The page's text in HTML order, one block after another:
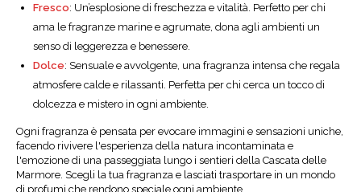
Fresco: Un’esplosione di freschezza e vitalità. Perfetto per chi
ama le fragranze marine e agrumate, dona agli ambienti un
senso di leggerezza e benessere.
Dolce: Sensuale e avvolgente, una fragranza intensa che regala
atmosfere calde e rilassanti. Perfetta per chi cerca un tocco di
dolcezza e mistero in ogni ambiente.
Ogni fragranza è pensata per evocare immagini e sensazioni uniche,
facendo rivivere l'esperienza della natura incontaminata e
l'emozione di una passeggiata lungo i sentieri della Cascata delle
Marmore. Scegli la tua fragranza e lasciati trasportare in un mondo
di profumi che rendono speciale ogni ambiente.